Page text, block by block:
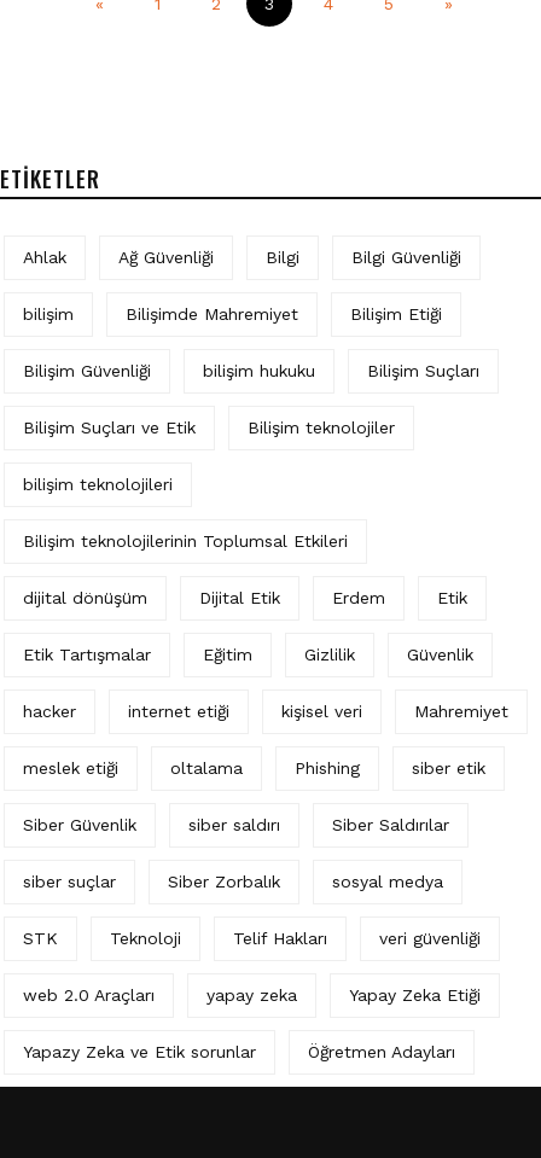
ETIKETLER
Ahlak Ağ Güvenliği Bilgi Bilgi Güvenliği
bilişim Bilişimde Mahremiyet Bilişim Etiği
Bilişim Güvenliği bilişim hukuku Bilişim Suçları
Bilişim Suçları ve Etik Bilişim teknolojiler
bilişim teknolojileri
Bilişim teknolojilerinin Toplumsal Etkileri
dijital dönüşüm Dijital Etik Erdem Etik
Etik Tartışmalar Eğitim Gizlilik Güvenlik
hacker internet etiği kişisel veri Mahremiyet
meslek etiği oltalama Phishing siber etik
Siber Güvenlik siber saldırı Siber Saldırılar
siber suçlar Siber Zorbalık sosyal medya
STK Teknoloji Telif Hakları veri güvenliği
web 2.0 Araçları yapay zeka Yapay Zeka Etiği
Yapazy Zeka ve Etik sorunlar Öğretmen Adayları